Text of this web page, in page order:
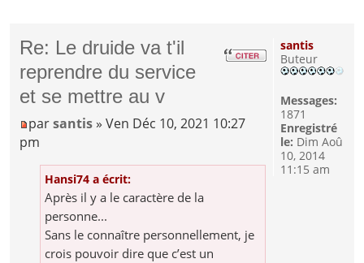
Re: Le druide va t'il
reprendre du service
et se mettre au v
parsantis » Ven Déc 10, 2021 10:27
pm
Hansi74 a écrit:
Après il y a le caractère de la
personne...
Sans le connaître personnellement, je
crois pouvoir dire que c’est un
santis
Buteur
Messages:
1871
Enregistré
le: Dim Aoû
10, 2014
11:15 am